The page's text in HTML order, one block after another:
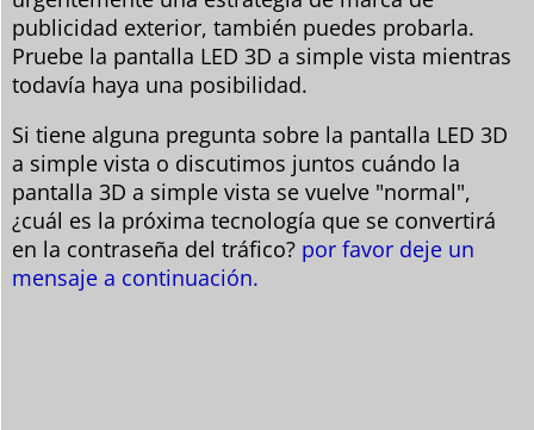
publicidad exterior, también puedes probarla.
Pruebe la pantalla LED 3D a simple vista mientras
todavía haya una posibilidad.
Si tiene alguna pregunta sobre la pantalla LED 3D
a simple vista o discutimos juntos cuándo la
pantalla 3D a simple vista se vuelve "normal",
¿cuál es la próxima tecnología que se convertirá
en la contraseña del tráfico? por favor deje un
mensaje a continuación.